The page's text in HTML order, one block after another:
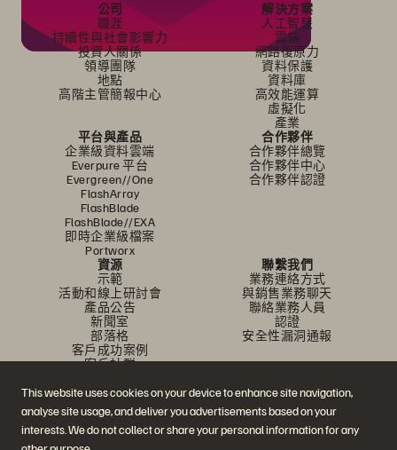
This website uses cookies on your device to enhance site navigation,
analyse site usage, and deliver you advertisements based on your
interests. We do not collect or share your personal information for any
公司
職涯
持續性與社會影響力
投資人關係
領導團隊
地點
高階主管簡報中心
解決方案
人工智慧
雲端
網路復原力
資料保護
資料庫
高效能運算
虛擬化
產業
平台與產品
企業級資料雲端
Everpure 平台
Evergreen//One
FlashArray
FlashBlade
FlashBlade//EXA
即時企業級檔案
Portworx
合作夥伴
合作夥伴總覽
合作夥伴中心
合作夥伴認證
資源
示範
活動和線上研討會
產品公告
新聞室
部落格
客戶成功案例
客戶社群
聯繫我們
業務連絡方式
與銷售業務聊天
聯絡業務人員
認證
安全性漏洞通報
加入討論